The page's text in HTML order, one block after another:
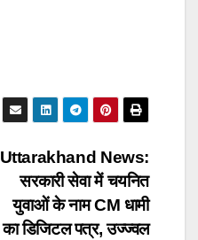
Uttarakhand News:
सरकारी सेवा में चयनित
युवाओं के नाम CM धामी
का डिजिटल पत्र, उज्ज्वल